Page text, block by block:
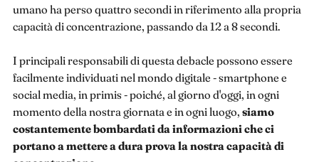
umano ha perso quattro secondi in riferimento alla propria
capacità di concentrazione, passando da 12 a 8 secondi.
I principali responsabili di questa debacle possono essere
facilmente individuati nel mondo digitale - smartphone e
social media, in primis - poiché, al giorno d'oggi, in ogni
momento della nostra giornata e in ogni luogo, siamo
costantemente bombardati da informazioni che ci
portano a mettere a dura prova la nostra capacità di